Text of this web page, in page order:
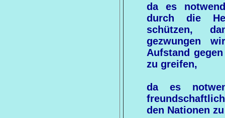
da es
durch die
schützen,
gezwungen
Aufstand
zu greifen,
da es
den Nationen